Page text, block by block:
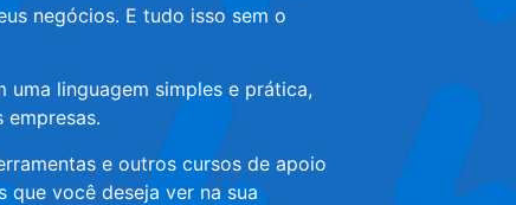
negócios. E tudo isso sem o
linguagem simples e prática,
empresas.
e outros cursos de apoio
que você deseja ver na sua